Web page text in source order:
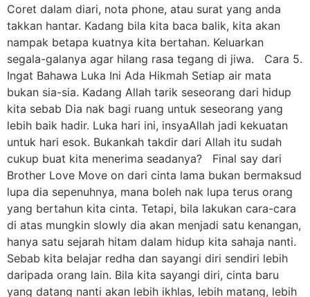
Coret dalam diari, nota phone, atau surat yang anda
takkan hantar. Kadang bila kita baca balik, kita akan
nampak betapa kuatnya kita bertahan. Keluarkan
segala-galanya agar hilang rasa tegang di jiwa. Cara 5.
Ingat Bahawa Luka Ini Ada Hikmah Setiap air mata
bukan sia-sia. Kadang Allah tarik seseorang dari hidup
kita sebab Dia nak bagi ruang untuk seseorang yang
lebih baik hadir. Luka hari ini, insyaAllah jadi kekuatan
untuk hari esok. Bukankah takdir dari Allah itu sudah
cukup buat kita menerima seadanya? Final say dari
Brother Love Move on dari cinta lama bukan bermaksud
lupa dia sepenuhnya, mana boleh nak lupa terus orang
yang bertahun kita cinta. Tetapi, bila lakukan cara-cara
di atas mungkin slowly dia akan menjadi satu kenangan,
hanya satu sejarah hitam dalam hidup kita sahaja nanti.
Sebab kita belajar redha dan sayangi diri sendiri lebih
daripada orang lain. Bila kita sayangi diri, cinta baru
yang datang nanti akan lebih ikhlas, lebih matang, lebih